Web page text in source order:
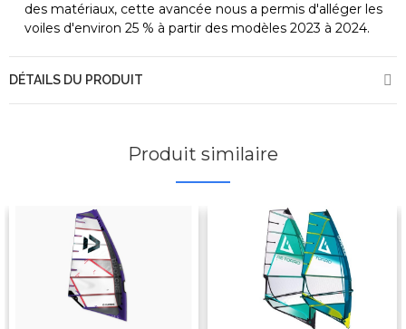
des matériaux, cette avancée nous a permis d'alléger les
voiles d'environ 25 % à partir des modèles 2023 à 2024.
DÉTAILS DU PRODUIT
Produit similaire